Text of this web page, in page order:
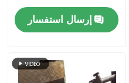
مثاليًا للحاويات والألواح
المقاومة للمواد
الكيميائية
إرسال استفسار